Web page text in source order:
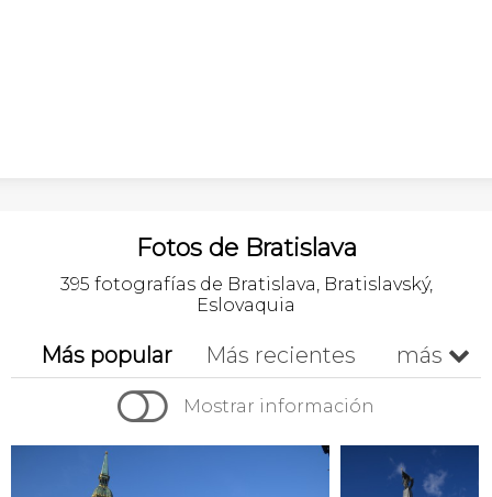
Fotos de Bratislava
395 fotografías de Bratislava, Bratislavský,
Eslovaquia
Más popular
Más recientes
Cronológico
más 
 Mostrar información